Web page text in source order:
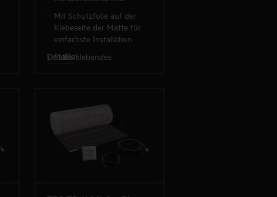
Mit Schutzfolie auf der
Klebeseite der Matte für
einfachste Installation
Selbstklebendes
Gittergewebe mit komplett
installationsfreundlich
Details